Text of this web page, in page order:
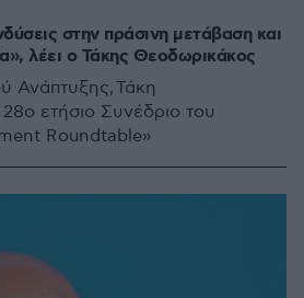
στην πράσινη μετάβαση και
λέει ο Τάκης Θεοδωρικάκος
Ανάπτυξης, Τάκη
ετήσιο Συνέδριο του
Roundtable»